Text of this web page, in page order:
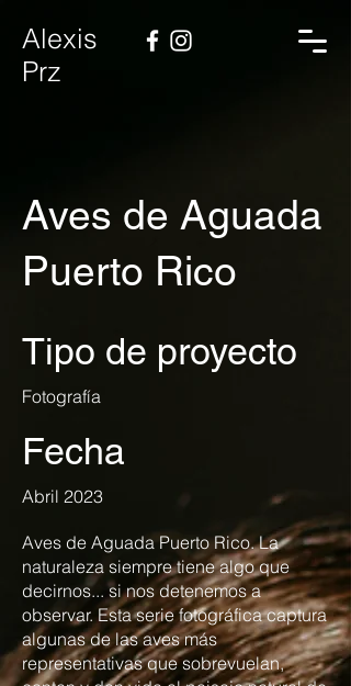
Alexis
Prz
Aves de Aguada
Puerto Rico
Tipo de proyecto
Fotografía
Fecha
Abril 2023
Aves de Aguada Puerto Rico. La
naturaleza siempre tiene algo que
decirnos... si nos detenemos a
observar. Esta serie fotográfica captura
algunas de las aves más
representativas que sobrevuelan,